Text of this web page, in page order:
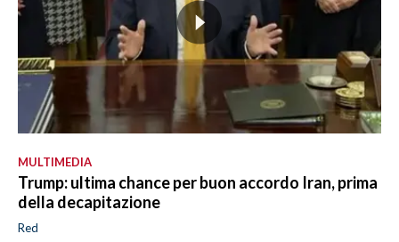
MULTIMEDIA
Trump: ultima chance per buon accordo Iran, prima
della decapitazione
Red